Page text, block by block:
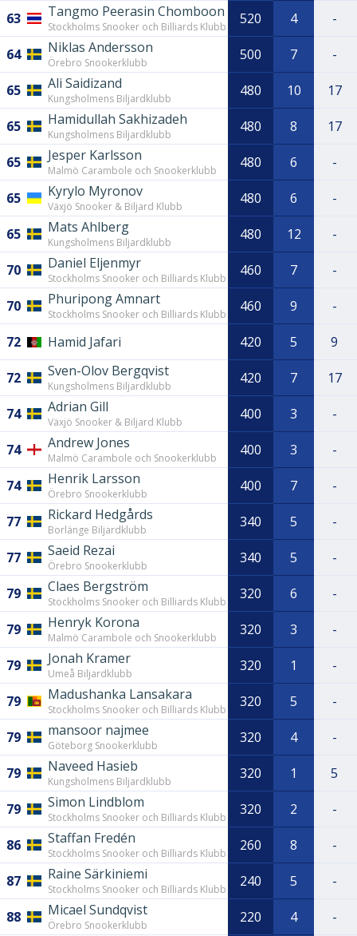
63 Tangmo Peerasin Chomboon
Stockholms Snooker och Billiards Klubb 520 4 -
64 Niklas Andersson
Örebro Snookerklubb 500 7 -
65 Ali Saidizand
Kungsholmens Biljardklubb 480 10 17
65 Hamidullah Sakhizadeh
Kungsholmens Biljardklubb 480 8 17
65 Jesper Karlsson
Malmö Carambole och Snookerklubb 480 6 -
65 Kyrylo Myronov
Växjö Snooker & Biljard Klubb 480 6 -
65 Mats Ahlberg
Kungsholmens Biljardklubb 480 12 -
70 Daniel Eljenmyr
Stockholms Snooker och Billiards Klubb 460 7 -
70 Phuripong Amnart
Stockholms Snooker och Billiards Klubb 460 9 -
72 Hamid Jafari 420 5 9
72 Sven-Olov Bergqvist
Kungsholmens Biljardklubb 420 7 17
74 Adrian Gill
Växjö Snooker & Biljard Klubb 400 3 -
74 Andrew Jones
Malmö Carambole och Snookerklubb 400 3 -
74 Henrik Larsson
Örebro Snookerklubb 400 7 -
77 Rickard Hedgårds
Borlänge Biljardklubb 340 5 -
77 Saeid Rezai
Örebro Snookerklubb 340 5 -
79 Claes Bergström
Stockholms Snooker och Billiards Klubb 320 6 -
79 Henryk Korona
Malmö Carambole och Snookerklubb 320 3 -
79 Jonah Kramer
Umeå Biljardklubb 320 1 -
79 Madushanka Lansakara
Stockholms Snooker och Billiards Klubb 320 5 -
79 mansoor najmee
Göteborg Snookerklubb 320 4 -
79 Naveed Hasieb
Kungsholmens Biljardklubb 320 1 5
79 Simon Lindblom
Stockholms Snooker och Billiards Klubb 320 2 -
86 Staffan Fredén
Stockholms Snooker och Billiards Klubb 260 8 -
87 Raine Särkiniemi
Stockholms Snooker och Billiards Klubb 240 5 -
88 Micael Sundqvist
Örebro Snookerklubb 220 4 -